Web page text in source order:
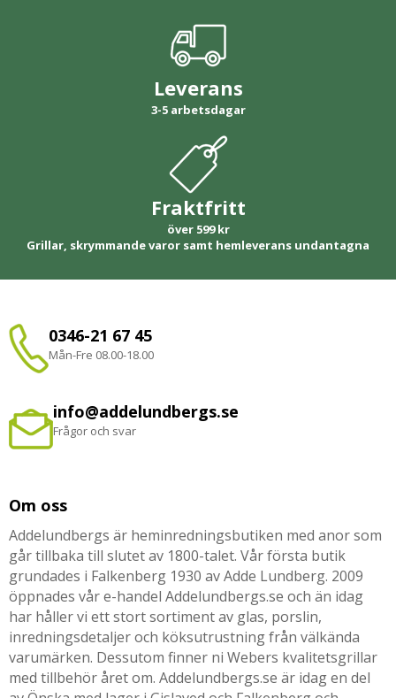
Leverans
3-5 arbetsdagar
Fraktfritt
över 599 kr
Grillar, skrymmande varor samt hemleverans undantagna
0346-21 67 45
Mån-Fre 08.00-18.00
info@addelundbergs.se
Frågor och svar
Om oss
Addelundbergs är heminredningsbutiken med anor som
går tillbaka till slutet av 1800-talet. Vår första butik
grundades i Falkenberg 1930 av Adde Lundberg. 2009
öppnades vår e-handel Addelundbergs.se och än idag
har håller vi ett stort sortiment av glas, porslin,
inredningsdetaljer och köksutrustning från välkända
varumärken. Dessutom finner ni Webers kvalitetsgrillar
med tillbehör året om. Addelundbergs.se är idag en del